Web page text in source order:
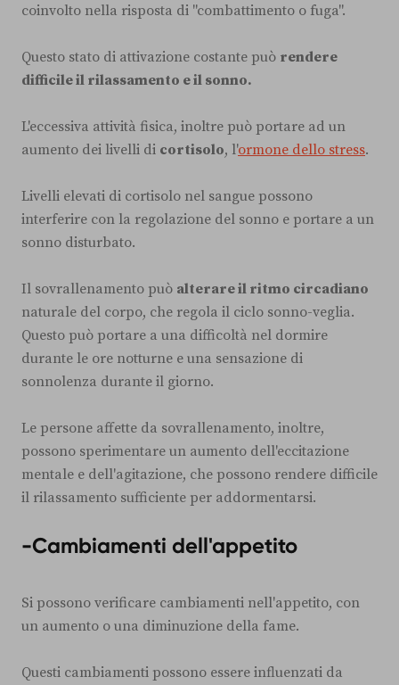
coinvolto nella risposta di "combattimento o fuga".
Questo stato di attivazione costante può rendere
difficile il rilassamento e il sonno.
L'eccessiva attività fisica, inoltre può portare ad un
aumento dei livelli di cortisolo, l'ormone dello stress.
Livelli elevati di cortisolo nel sangue possono
interferire con la regolazione del sonno e portare a un
sonno disturbato.
Il sovrallenamento può alterare il ritmo circadiano
naturale del corpo, che regola il ciclo sonno-veglia.
Questo può portare a una difficoltà nel dormire
durante le ore notturne e una sensazione di
sonnolenza durante il giorno.
Le persone affette da sovrallenamento, inoltre,
possono sperimentare un aumento dell'eccitazione
mentale e dell'agitazione, che possono rendere difficile
il rilassamento sufficiente per addormentarsi.
-Cambiamenti dell'appetito
Si possono verificare cambiamenti nell'appetito, con
un aumento o una diminuzione della fame.
Questi cambiamenti possono essere influenzati da